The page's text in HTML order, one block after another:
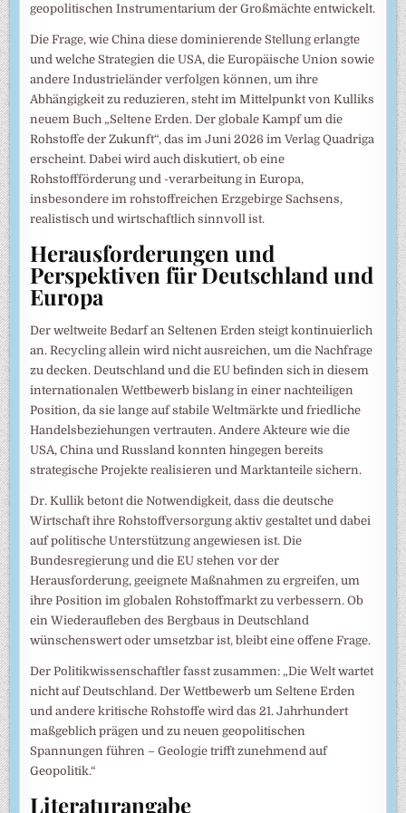
geopolitischen Instrumentarium der Großmächte entwickelt.
Die Frage, wie China diese dominierende Stellung erlangte
und welche Strategien die USA, die Europäische Union sowie
andere Industrieländer verfolgen können, um ihre
Abhängigkeit zu reduzieren, steht im Mittelpunkt von Kulliks
neuem Buch „Seltene Erden. Der globale Kampf um die
Rohstoffe der Zukunft“, das im Juni 2026 im Verlag Quadriga
erscheint. Dabei wird auch diskutiert, ob eine
Rohstoffförderung und -verarbeitung in Europa,
insbesondere im rohstoffreichen Erzgebirge Sachsens,
realistisch und wirtschaftlich sinnvoll ist.
Herausforderungen und
Perspektiven für Deutschland und
Europa
Der weltweite Bedarf an Seltenen Erden steigt kontinuierlich
an. Recycling allein wird nicht ausreichen, um die Nachfrage
zu decken. Deutschland und die EU befinden sich in diesem
internationalen Wettbewerb bislang in einer nachteiligen
Position, da sie lange auf stabile Weltmärkte und friedliche
Handelsbeziehungen vertrauten. Andere Akteure wie die
USA, China und Russland konnten hingegen bereits
strategische Projekte realisieren und Marktanteile sichern.
Dr. Kullik betont die Notwendigkeit, dass die deutsche
Wirtschaft ihre Rohstoffversorgung aktiv gestaltet und dabei
auf politische Unterstützung angewiesen ist. Die
Bundesregierung und die EU stehen vor der
Herausforderung, geeignete Maßnahmen zu ergreifen, um
ihre Position im globalen Rohstoffmarkt zu verbessern. Ob
ein Wiederaufleben des Bergbaus in Deutschland
wünschenswert oder umsetzbar ist, bleibt eine offene Frage.
Der Politikwissenschaftler fasst zusammen: „Die Welt wartet
nicht auf Deutschland. Der Wettbewerb um Seltene Erden
und andere kritische Rohstoffe wird das 21. Jahrhundert
maßgeblich prägen und zu neuen geopolitischen
Spannungen führen – Geologie trifft zunehmend auf
Geopolitik.“
Literaturangabe